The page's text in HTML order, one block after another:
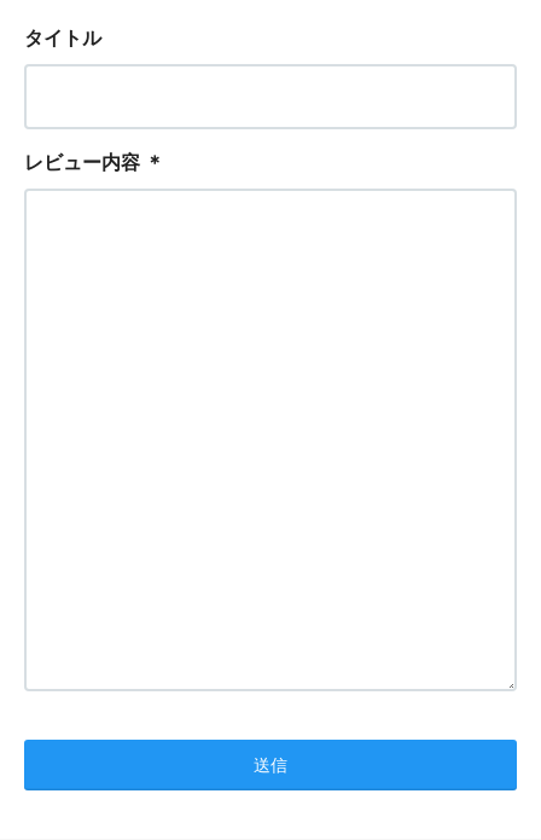
タイトル
レビュー内容 ＊